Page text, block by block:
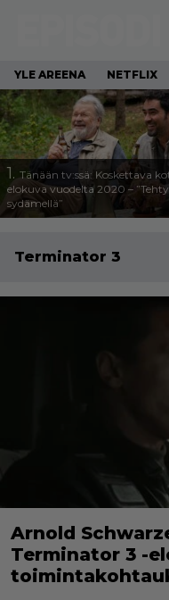
YLE AREENA NETFLIX
1. Tänään tv:ssä: Koskettava
elokuva vuodelta 2020 –
sydämellä”
Terminator 3
Arnold
Terminator 3 -